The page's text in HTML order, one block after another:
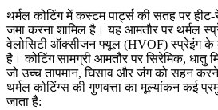
थर्मल कोटिंग में कस्टम पार्ट्स की सतह पर
जमा करना शामिल है। यह आमतौर पर थर्मल
वेलोसिटी ऑक्सीजन फ्यूल (HVOF) स्प्रेइंग के
है। कोटिंग सामग्री आमतौर पर सिरेमिक, धातु
जो उच्च तापमान, घिसाव और जंग को सहन
थर्मल कोटिंग्स की गुणवत्ता का मूल्यांकन कई
जाता है: